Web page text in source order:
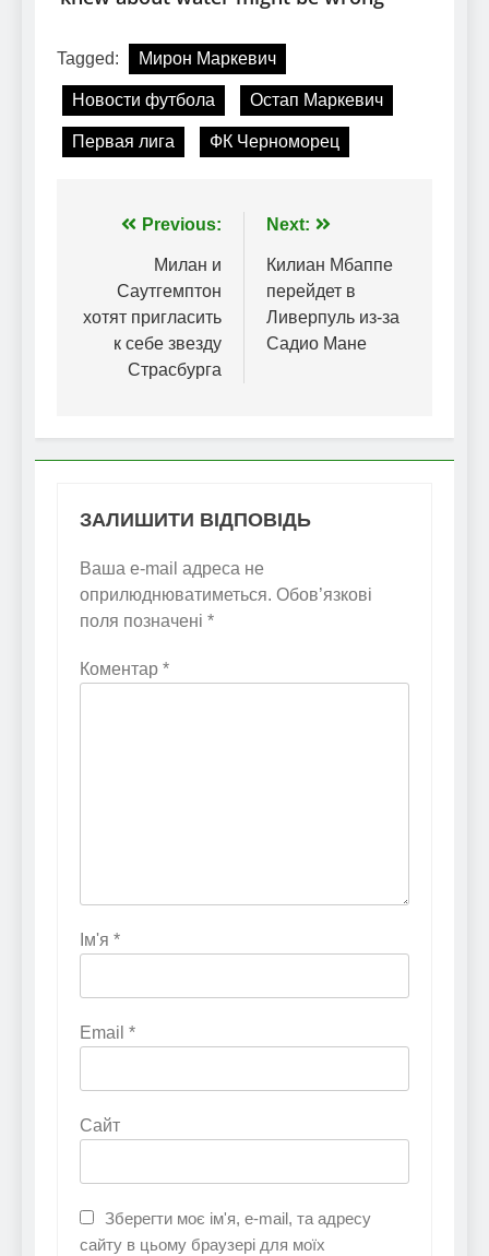
Tagged: Мирон Маркевич
Новости футбола Остап Маркевич
Первая лига ФК Черноморец
Навігація
записів
Previous:
Милан и
Саутгемптон
хотят пригласить
к себе звезду
Страсбурга
Next:
Килиан Мбаппе
перейдет в
Ливерпуль из-за
Садио Мане
ЗАЛИШИТИ ВІДПОВІДЬ
Ваша e-mail адреса не
оприлюднюватиметься. Обов’язкові
поля позначені *
Коментар *
Ім'я *
Email *
Сайт
Зберегти моє ім'я, e-mail, та адресу
сайту в цьому браузері для моїх